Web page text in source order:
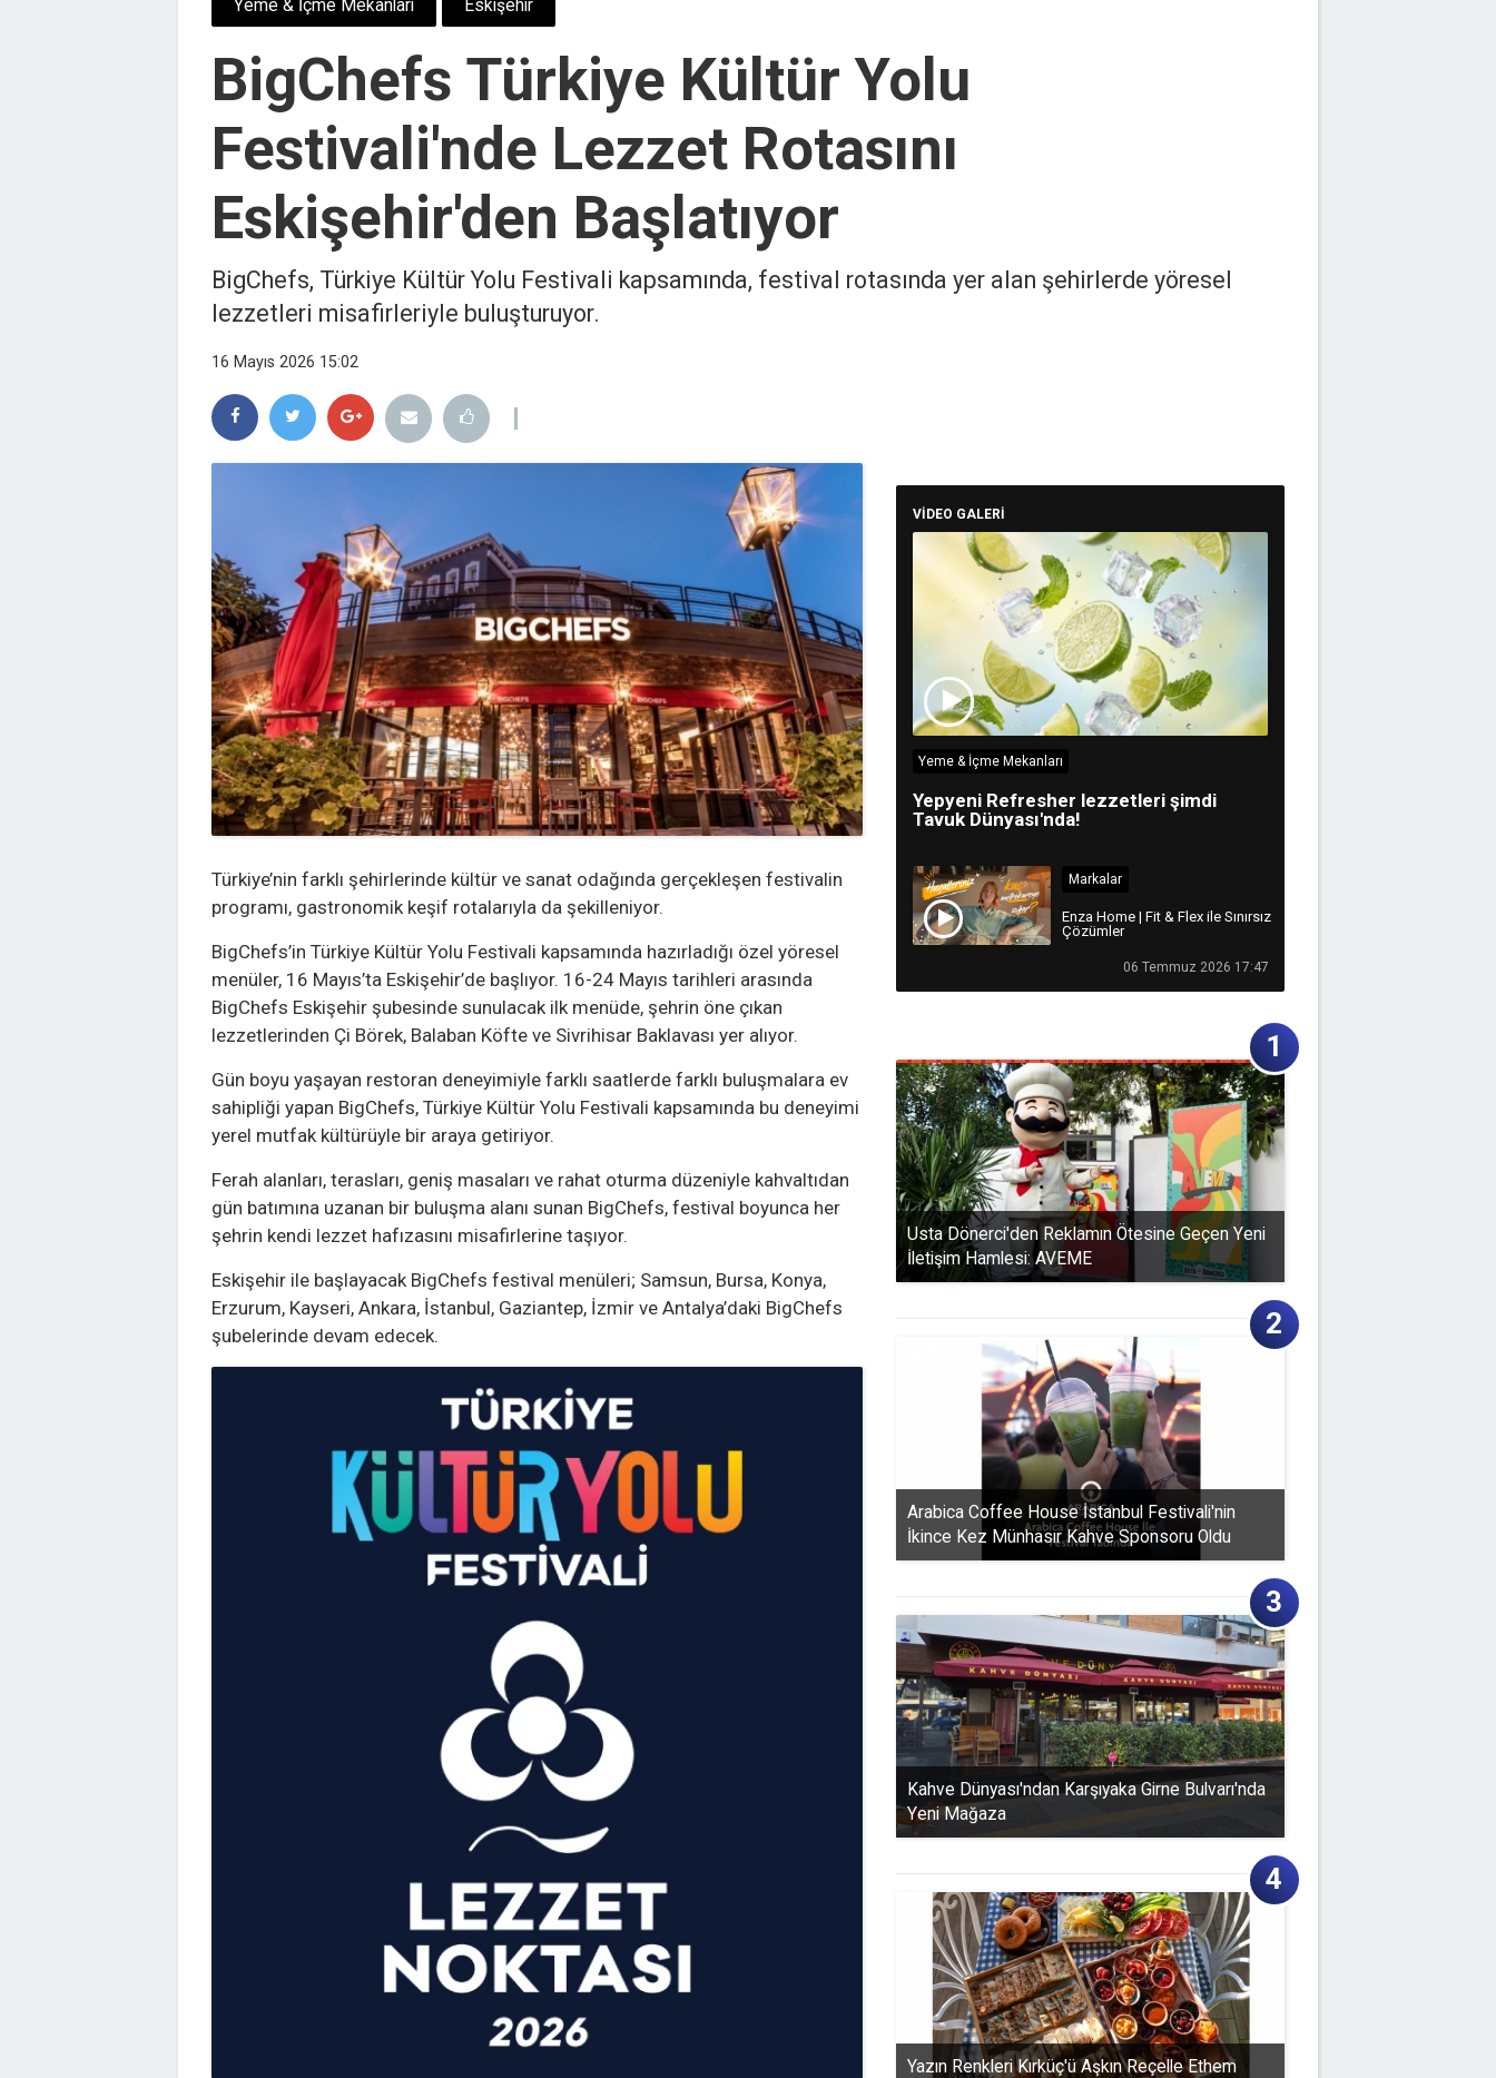
Yeme & İçme Mekanları Eskişehir
BigChefs Türkiye Kültür Yolu
Festivali'nde Lezzet Rotasını
Eskişehir'den Başlatıyor
BigChefs, Türkiye Kültür Yolu Festivali kapsamında, festival rotasında yer alan şehirlerde yöresel
lezzetleri misafirleriyle buluşturuyor.
16 Mayıs 2026 15:02
Türkiye’nin farklı şehirlerinde kültür ve sanat odağında gerçekleşen festivalin
programı, gastronomik keşif rotalarıyla da şekilleniyor.
BigChefs’in Türkiye Kültür Yolu Festivali kapsamında hazırladığı özel yöresel
menüler, 16 Mayıs’ta Eskişehir’de başlıyor. 16-24 Mayıs tarihleri arasında
BigChefs Eskişehir şubesinde sunulacak ilk menüde, şehrin öne çıkan
lezzetlerinden Çi Börek, Balaban Köfte ve Sivrihisar Baklavası yer alıyor.
Gün boyu yaşayan restoran deneyimiyle farklı saatlerde farklı buluşmalara ev
sahipliği yapan BigChefs, Türkiye Kültür Yolu Festivali kapsamında bu deneyimi
yerel mutfak kültürüyle bir araya getiriyor.
Ferah alanları, terasları, geniş masaları ve rahat oturma düzeniyle kahvaltıdan
gün batımına uzanan bir buluşma alanı sunan BigChefs, festival boyunca her
şehrin kendi lezzet hafızasını misafirlerine taşıyor.
Eskişehir ile başlayacak BigChefs festival menüleri; Samsun, Bursa, Konya,
Erzurum, Kayseri, Ankara, İstanbul, Gaziantep, İzmir ve Antalya’daki BigChefs
şubelerinde devam edecek.
VİDEO GALERİ
Yeme & İçme Mekanları
Yepyeni Refresher lezzetleri şimdi
Tavuk Dünyası'nda!
Markalar
Enza Home | Fit & Flex ile Sınırsız
Çözümler
06 Temmuz 2026 17:47
Usta Dönerci'den Reklamın Ötesine Geçen Yeni
İletişim Hamlesi: AVEME
Arabica Coffee House İstanbul Festivali'nin
İkince Kez Münhasır Kahve Sponsoru Oldu
Kahve Dünyası'ndan Karşıyaka Girne Bulvarı'nda
Yeni Mağaza
Yazın Renkleri Kırküç'ü Aşkın Reçelle Ethem